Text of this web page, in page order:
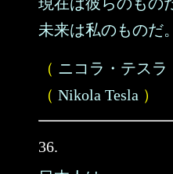
未来は私のものだ。
（ ニコラ・テスラ
（ Nikola Tesla ）
36.